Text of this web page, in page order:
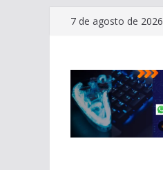
Saltar7 de agosto de 2026